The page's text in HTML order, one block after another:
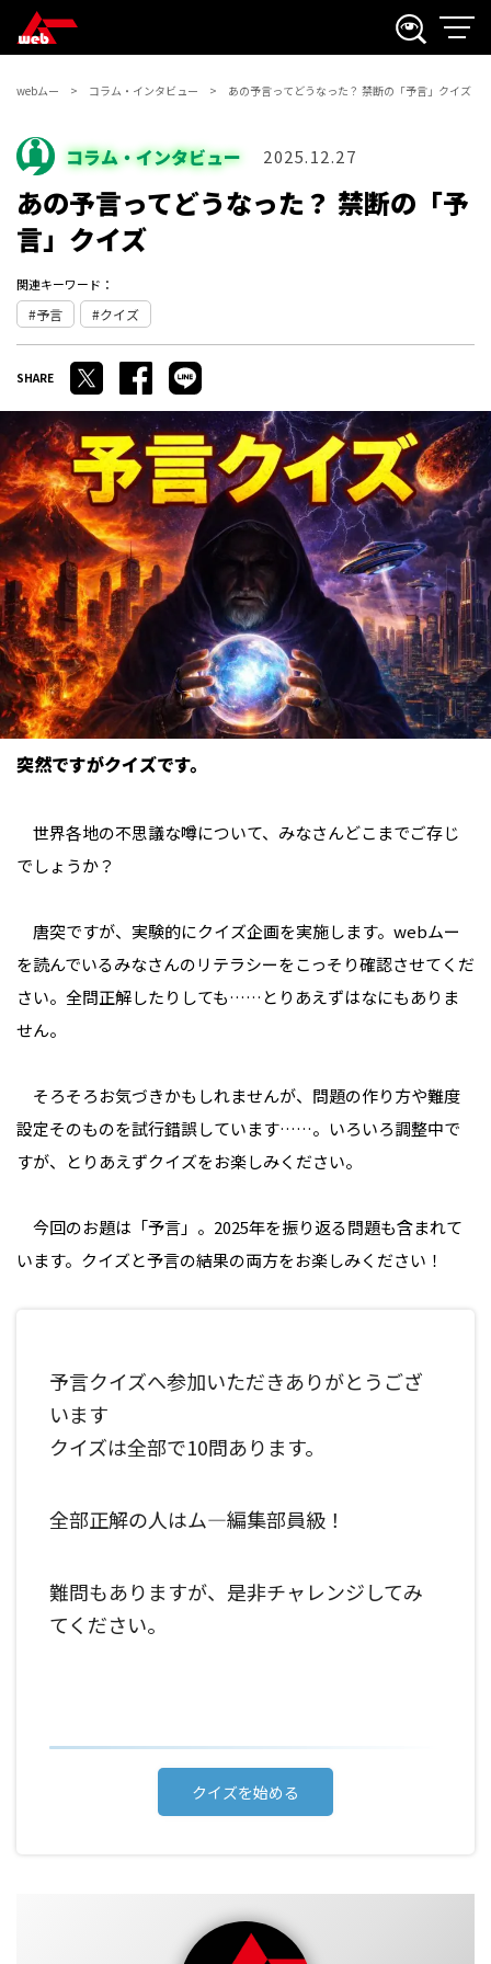
webムー コラム・インタビュー あの予言ってどうなった？ 禁断の「予言」クイズ
コラム・インタビュー 2025.12.27
あの予言ってどうなった？ 禁断の「予
言」クイズ
関連キーワード：
予言 クイズ
突然ですがクイズです。
世界各地の不思議な噂について、みなさんどこまでご存じ
でしょうか？
唐突ですが、実験的にクイズ企画を実施します。webムー
を読んでいるみなさんのリテラシーをこっそり確認させてくだ
さい。全問正解したりしても……とりあえずはなにもありま
せん。
そろそろお気づきかもしれませんが、問題の作り方や難度
設定そのものを試行錯誤しています……。いろいろ調整中で
すが、とりあえずクイズをお楽しみください。
今回のお題は「予言」。2025年を振り返る問題も含まれて
います。クイズと予言の結果の両方をお楽しみください！
予言クイズへ参加いただきありがとうござ
います
クイズは全部で10問あります。
全部正解の人はム―編集部員級！
難問もありますが、是非チャレンジしてみ
てください。
クイズを始める